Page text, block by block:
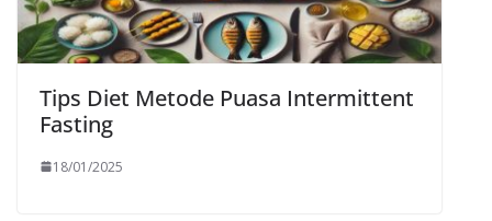
Tips Diet Metode Puasa Intermittent
Fasting
18/01/2025